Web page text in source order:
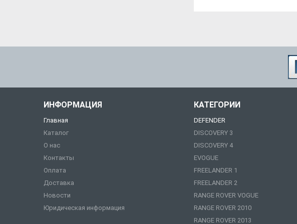
ИНФОРМАЦИЯ
Главная
Каталог
О нас
Контакты
Оплата
Доставка
Новости
Юридическая информация
КАТЕГОРИИ
DEFENDER
DISCOVERY 3
DISCOVERY 4
EVOGUE
FREELANDER 1
FREELANDER 2
RANGE ROVER VOGUE
RANGE ROVER 2010
RANGE ROVER 2013